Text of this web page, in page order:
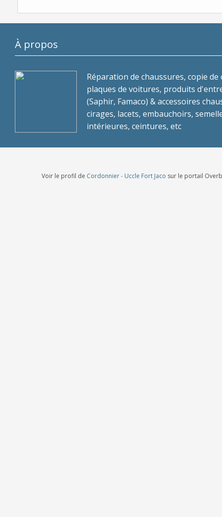
À propos
Réparation de chaussures, copie de
plaques de voitures, produits
(Saphir, Famaco) & accessoires
cirages, lacets, embauchoirs,
intérieures, ceintures, etc
Voir le profil de Cordonnier - Uccle Fort Jaco sur le portail